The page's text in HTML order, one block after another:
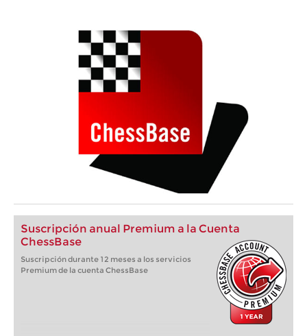
Suscripción anual Premium a la Cuenta
ChessBase
Suscripción durante 12 meses a los servicios
Premium de la cuenta ChessBase